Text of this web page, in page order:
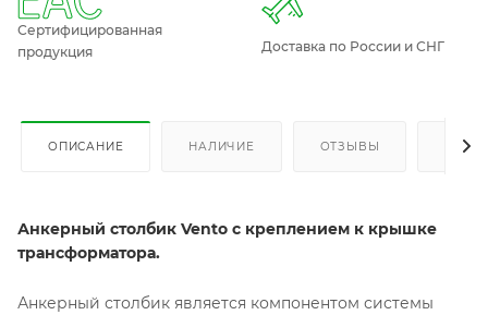
Сертифицированная
продукция
Доставка по России и СНГ
ОПИСАНИЕ НАЛИЧИЕ ОТЗЫВЫ КАК
Анкерный столбик Vento с креплением к крышке
трансформатора.
Анкерный столбик является компонентом системы